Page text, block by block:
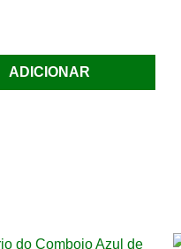
ADICIONAR